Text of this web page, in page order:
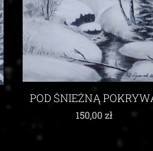
POD ŚNIEŻNĄ
150,00zł